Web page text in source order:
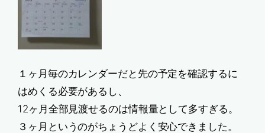
１ヶ月毎のカレンダーだと先の予定を確認するに
はめくる必要があるし、
12ヶ月全部見渡せるのは情報量として多すぎる。
３ヶ月というのがちょうどよく安心できました。